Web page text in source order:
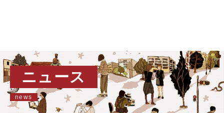
ニュース
news